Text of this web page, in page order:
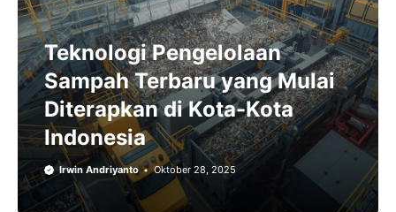
Teknologi Pengelolaan
Sampah Terbaru yang Mulai
Diterapkan di Kota-Kota
Indonesia
Irwin Andriyanto Oktober 28, 2025